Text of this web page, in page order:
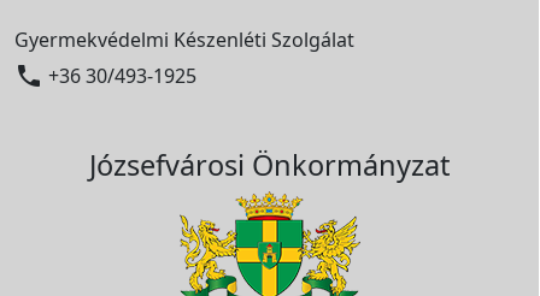
Gyermekvédelmi Készenléti Szolgálat
 +36 30/493-1925
Józsefvárosi Önkormányzat